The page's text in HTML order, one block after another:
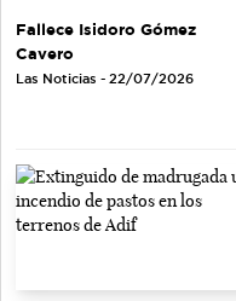
Fallece Isidoro Gómez
Cavero
Las Noticias - 22/07/2026